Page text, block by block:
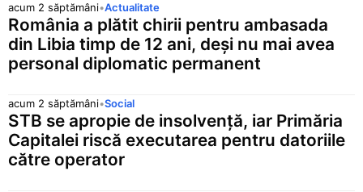
acum 2 săptămâni•Actualitate
România a plătit chirii pentru ambasada
din Libia timp de 12 ani, deși nu mai avea
personal diplomatic permanent
acum 2 săptămâni•Social
STB se apropie de insolvență, iar Primăria
Capitalei riscă executarea pentru datoriile
către operator